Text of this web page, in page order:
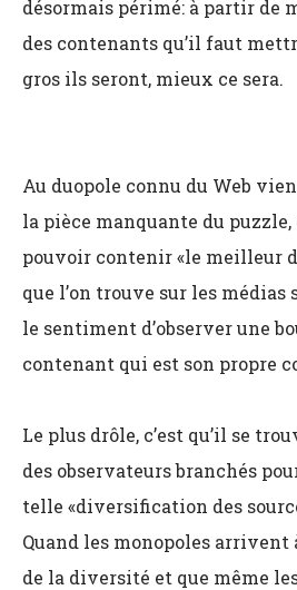
désormais périmé: à partir de
des contenants qu’il faut
gros ils seront, mieux ce sera.
Au duopole connu du Web
la pièce manquante du
pouvoir contenir «le meilleur
que l’on trouve sur les médias
le sentiment d’observer une
contenant qui est son propre
Le plus drôle, c’est qu’il se
des observateurs branchés
telle «diversification des
Quand les monopoles arrivent
de la diversité et que même